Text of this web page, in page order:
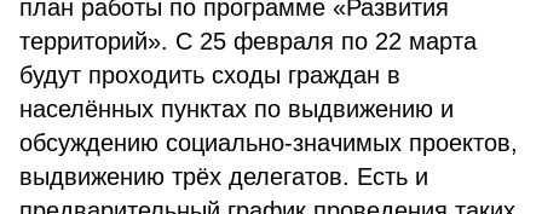
план работы по программе «Развития
территорий». С 25 февраля по 22 марта
будут проходить сходы граждан в
населённых пунктах по выдвижению и
обсуждению социально-значимых проектов,
выдвижению трёх делегатов. Есть и